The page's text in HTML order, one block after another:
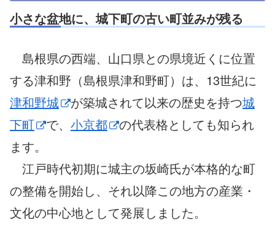
小さな盆地に、城下町の古い町並みが残る
島根県の西端、山口県との県境近くに位置
する津和野（島根県津和野町）は、13世紀に
津和野城
が築城されて以来の歴史を持つ城
下町
で、 小京都
の代表格としても知られ
ます。
江戸時代初期に城主の坂崎氏が本格的な町
の整備を開始し、それ以降この地方の産業・
文化の中心地として発展しました。